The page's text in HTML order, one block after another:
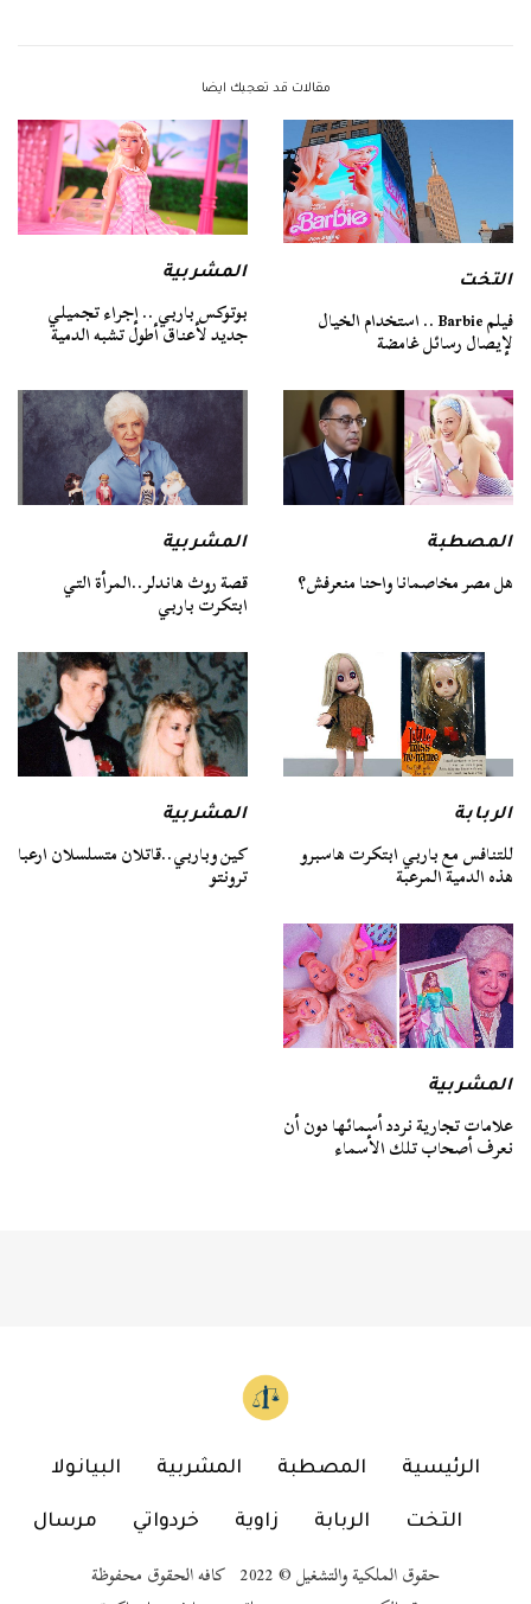
مقالات قد تعجبك ايضا
التخت
فيلم Barbie .. استخدام الخيال
لإيصال رسائل غامضة
المشربية
بوتوكس باربي .. إجراء تجميلي
جديد لأعناق أطول تشبه الدمية
المصطبة
هل مصر مخاصمانا واحنا منعرفش؟
المشربية
قصة روث هاندلر..المرأة التي
ابتكرت باربي
الربابة
للتنافس مع باربي ابتكرت هاسبرو
هذه الدمية المرعبة
المشربية
كين وباربي..قاتلان متسلسلان ارعبا
ترونتو
المشربية
علامات تجارية نردد أسمائها دون أن
نعرف أصحاب تلك الأسماء
الرئيسية المصطبة المشربية البيانولا
التخت الربابة زاوية خردواتي مرسال
حقوق الملكية والتشغيل © 2022 كافه الحقوق محفوظة